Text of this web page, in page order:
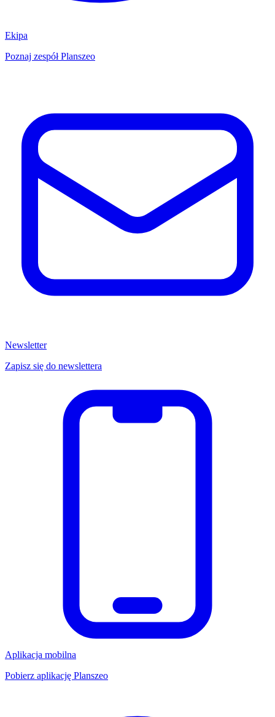
Ekipa
Poznaj zespół Planszeo
Newsletter
Zapisz się do newslettera
Aplikacja mobilna
Pobierz aplikację Planszeo